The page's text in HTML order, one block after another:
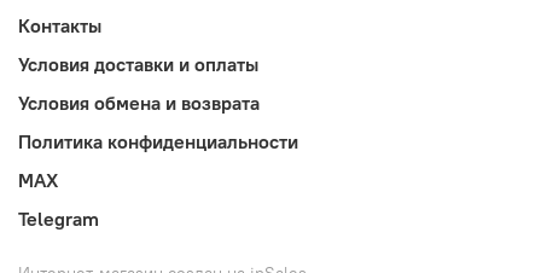
Контакты
Условия доставки и оплаты
Условия обмена и возврата
Политика конфиденциальности
MAX
Telegram